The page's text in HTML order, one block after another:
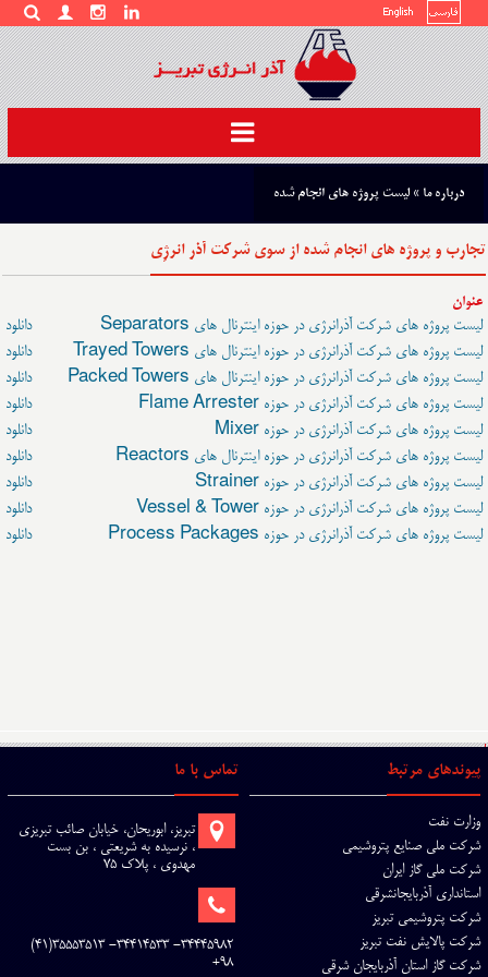
Toggle
navigation
درباره ما » لیست پروژه های انجام شده
تجارب و پروژه های انجام شده از سوی شرکت آذر انرژِی
عنوان
لیست پروژه های شرکت آذرانرژی در حوزه اینترنال های Separators
دانلود
لیست پروژه های شرکت آذرانرژی در حوزه اینترنال های Trayed Towers
دانلود
لیست پروژه های شرکت آذرانرژی در حوزه اینترنال های Packed Towers
دانلود
لیست پروژه های شرکت آذرانرژی در حوزه Flame Arrester
دانلود
لیست پروژه های شرکت آذرانرژی در حوزه Mixer
دانلود
لیست پروژه های شرکت آذرانرژی در حوزه اینترنال های Reactors
دانلود
لیست پروژه های شرکت آذرانرژی در حوزه Strainer
دانلود
لیست پروژه های شرکت آذرانرژی در حوزه Vessel & Tower
دانلود
لیست پروژه های شرکت آذرانرژی در حوزه Process Packages
دانلود
پیوندهای مرتبط
وزارت نفت
شرکت ملی صنایع پتروشیمی
شرکت ملی گاز ایران
استانداری آذربایجانشرقی
شرکت پتروشیمی تبریز
شرکت پالایش نفت تبریز
شرکت گاز استان آذربایجان شرقی
تماس با ما
تبریز، ابوریحان، خیابان صائب تبریزی
، نرسیده به شریعتی ، بن بست
مهدوی ، پلاک 75
34445982- 34414533- 35553513(41)
98+